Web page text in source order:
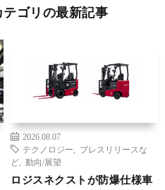
テゴリの最新記事
2026.08.07
テクノロジー
プレスリリースな
ど
動向/展望
ロジスネクストが防爆仕様車